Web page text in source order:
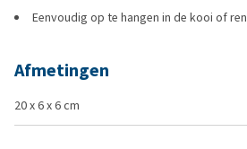
Eenvoudig op te hangen in de kooi of ren
Afmetingen
20 x 6 x 6 cm